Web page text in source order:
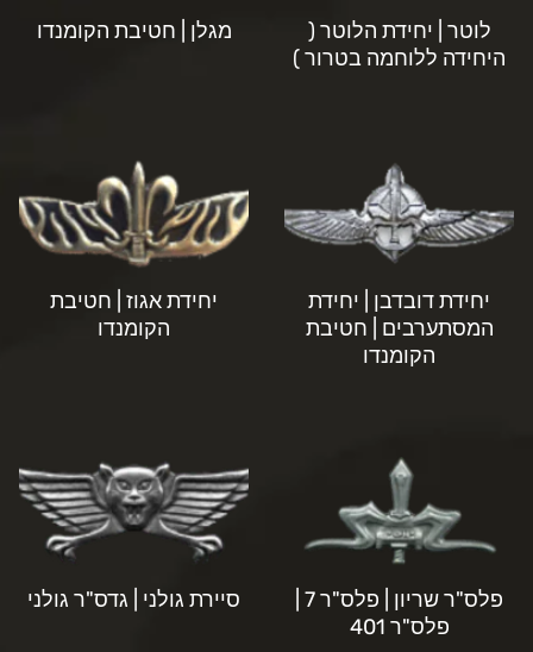
לוטר | יחידת הלוטר (
היחידה ללוחמה בטרור )
מגלן | חטיבת הקומנדו
יחידת דובדבן | יחידת
המסתערבים | חטיבת
הקומנדו
יחידת אגוז | חטיבת
הקומנדו
פלס"ר 401
סיירת גולני | גדס"ר גולני